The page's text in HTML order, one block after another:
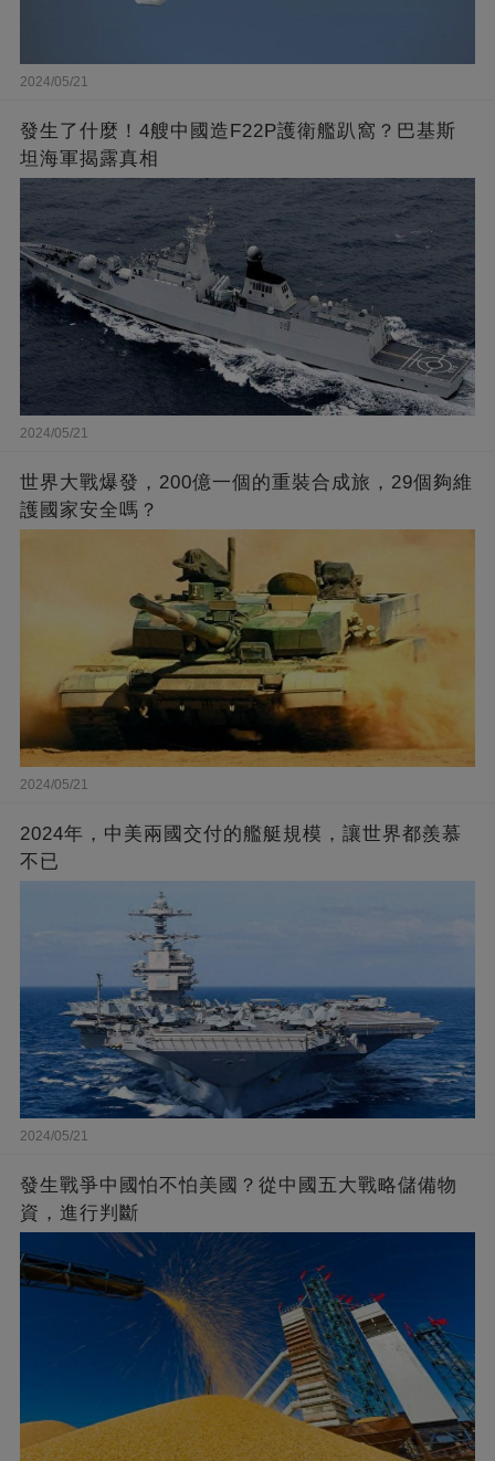
2024/05/21
發生了什麼！4艘中國造F22P護衛艦趴窩？巴基斯
坦海軍揭露真相
2024/05/21
世界大戰爆發，200億一個的重裝合成旅，29個夠維
護國家安全嗎？
2024/05/21
2024年，中美兩國交付的艦艇規模，讓世界都羨慕
不已
2024/05/21
發生戰爭中國怕不怕美國？從中國五大戰略儲備物
資，進行判斷